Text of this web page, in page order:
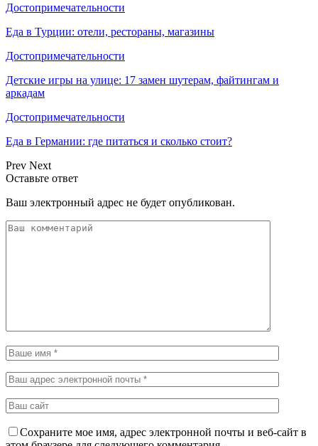
Достопримечательности
Еда в Турции: отели, рестораны, магазины
Достопримечательности
Детские игры на улице: 17 замен шутерам, файтингам и
аркадам
Достопримечательности
Еда в Германии: где питаться и сколько стоит?
Prev Next
Оставьте ответ
Ваш электронный адрес не будет опубликован.
Сохраните мое имя, адрес электронной почты и веб-сайт в